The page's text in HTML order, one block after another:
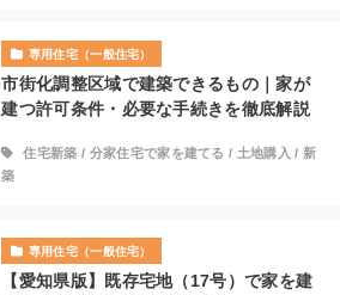
専用住宅（一般住宅）
市街化調整区域で建築できるもの｜家が
建つ許可条件・必要な手続きを徹底解説
住宅新築 / 分家住宅で家を建てる / 土地購入 / 新
築
専用住宅（一般住宅）
【愛知県版】既存宅地（17号）で家を建